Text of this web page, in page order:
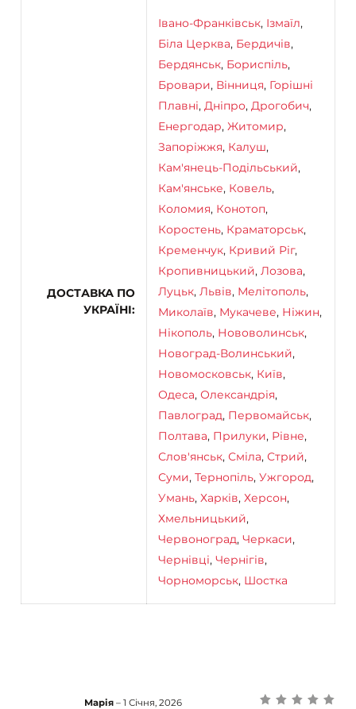
ДОСТАВКА ПО
УКРАЇНІ
Івано-Франківськ, Ізмаїл,
Біла Церква, Бердичів,
Бердянськ, Бориспіль,
Бровари, Вінниця, Горішні
Плавні, Дніпро, Дрогобич,
Енергодар, Житомир,
Запоріжжя, Калуш,
Кам'янець-Подільський,
Кам'янське, Ковель,
Коломия, Конотоп,
Коростень, Краматорськ,
Кременчук, Кривий Ріг,
Кропивницький, Лозова,
Луцьк, Львів, Мелітополь,
Миколаїв, Мукачеве, Ніжин,
Нікополь, Нововолинськ,
Новоград-Волинський,
Новомосковськ, Київ,
Одеса, Олександрія,
Павлоград, Первомайськ,
Полтава, Прилуки, Рівне,
Слов'янськ, Сміла, Стрий,
Суми, Тернопіль, Ужгород,
Умань, Харків, Херсон,
Хмельницький,
Червоноград, Черкаси,
Чернівці, Чернігів,
Чорноморськ, Шостка
Марія – 1 Січня, 2026